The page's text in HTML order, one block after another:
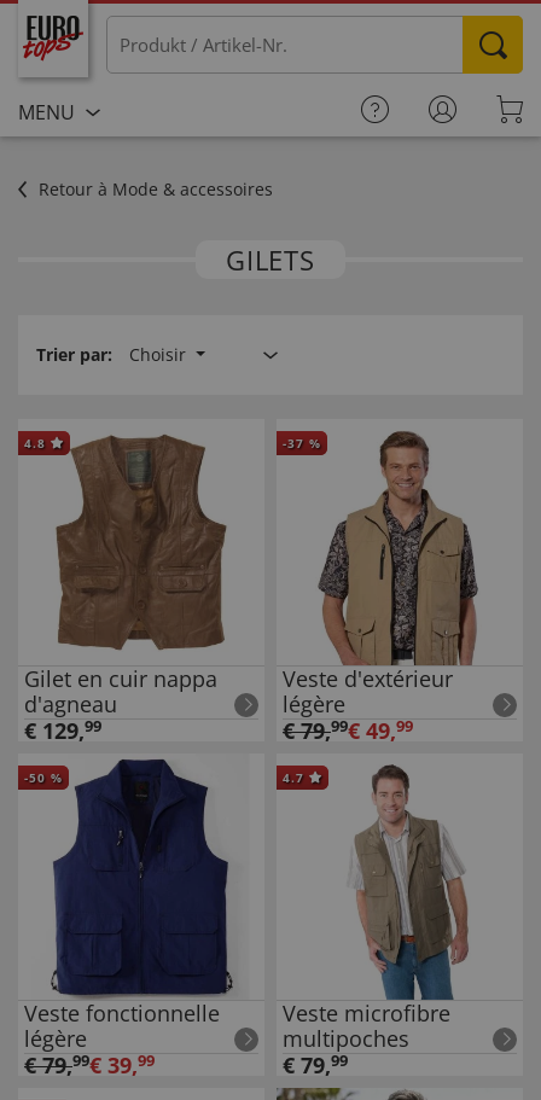
MENU
Retour à Mode & accessoires
GILETS
Trier par: Choisir
4.8
Gilet en cuir nappa
d'agneau
€ 129,99
-37 %
Veste d'extérieur
légère
€79,99€ 49,99
-50 %
Veste fonctionnelle
légère
€79,99€ 39,99
4.7
Veste microfibre
multipoches
€ 79,99